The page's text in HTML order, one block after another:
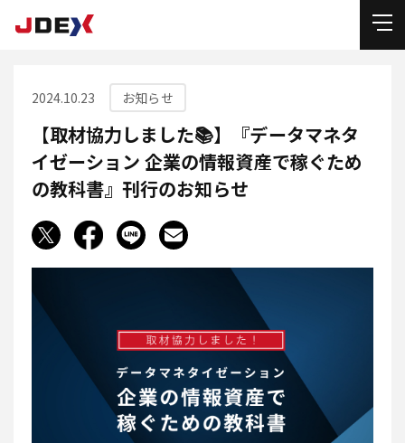
2024.10.23 お知らせ
【取材協力しました📚】『データマネタ
イゼーション 企業の情報資産で稼ぐため
の教科書』刊行のお知らせ